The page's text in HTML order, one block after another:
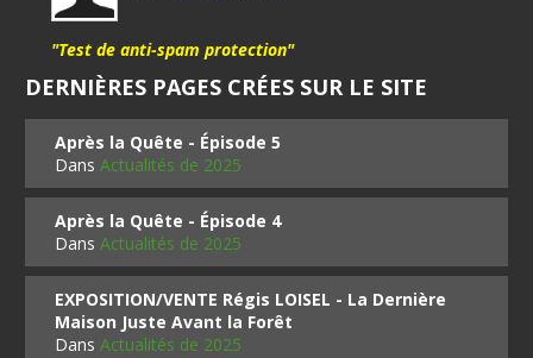
"Test de anti-spam protection"
DERNIÈRES PAGES CRÉES SUR LE SITE
Après la Quête - Épisode 5
DansActualités de 2025
Après la Quête - Épisode 4
DansActualités de 2025
EXPOSITION/VENTE Régis LOISEL - La Dernière
Maison Juste Avant la Forêt
DansActualités de 2025